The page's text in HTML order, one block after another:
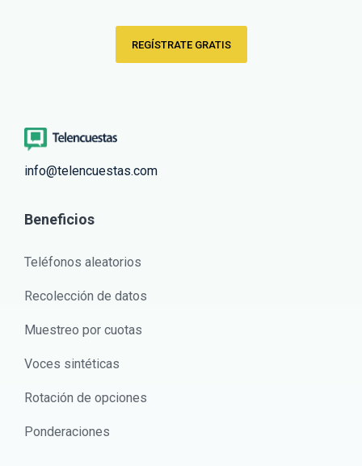
REGÍSTRATE GRATIS
info@telencuestas.com
Beneficios
Teléfonos aleatorios
Recolección de datos
Muestreo por cuotas
Voces sintéticas
Rotación de opciones
Ponderaciones